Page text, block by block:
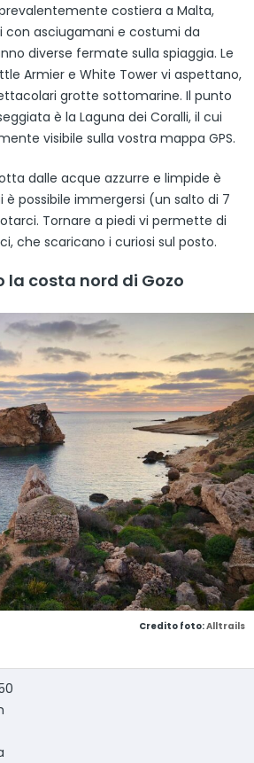
costiera a Malta,
con asciugamani e costumi da
diverse fermate sulla spiaggia. Le
Armier e White Tower vi aspettano,
grotte sottomarine. Il punto
è la Laguna dei Coralli, il cui
visibile sulla vostra mappa GPS.
dalle acque azzurre e limpide è
è possibile immergersi (un salto di 7
Tornare a piedi vi permette di
che scaricano i curiosi sul posto.
la costa nord di Gozo
Credito foto:Alltrails